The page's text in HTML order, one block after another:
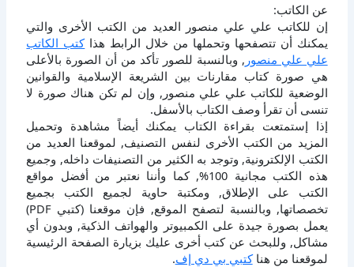
عن الكاتب:
إن للكاتب علي علي منصور العديد من الكتب الأخرى والتي
يمكنك أن تتصفحها وتحملها من خلال الرابط هذاكتب الكاتب
علي علي منصور , وبالنسبة للصور تأكد من أن الصورة بالأعلى
هي صورة كتاب مقارنات بين الشريعة الإسلامية والقوانين
الوضعية للكاتب علي علي منصور, وإن لم تكن هناك صورة لا
تنسى أن تقرأ وصف الكتاب بالأسفل.
إذا إستمتعت بقراءة الكتاب يمكنك أيضاً مشاهدة وتحميل
المزيد من الكتب الأخرى لنفس التصنيف, لموقعنا العديد من
الكتب الإلكترونية, وتوجد به الكثير من التصنيفات داخله, وجميع
هذه الكتب مجانية 100%, كما وأننا نعتبر من أفضل مواقع
الكتب على الإطلاق, ومكتبة حاوية لجميع الكتب بجميع
تخصصاتها, وبالنسبة لتصفح الموقع, فإن موقعنا (كتبي PDF)
يعمل بصورة جيدة على الكمبيوتر والهواتف الذكية, وبدون أي
مشاكل, وللبحث عن كتب أخرى عليك بزيارة الصفحة الرئيسية
لموقعنا من هناكتبي بي دي إف.